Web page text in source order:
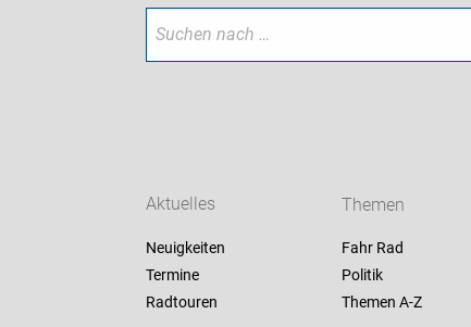
Aktuelles
Neuigkeiten
Termine
Radtouren
Themen
Fahr Rad
Politik
Themen A-Z